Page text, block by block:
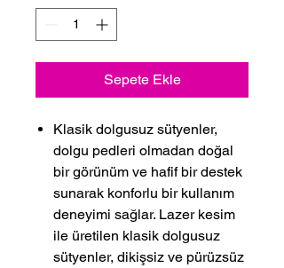
Sepete Ekle
Klasik dolgusuz sütyenler,
dolgu pedleri olmadan doğal
bir görünüm ve hafif bir destek
sunarak konforlu bir kullanım
deneyimi sağlar. Lazer kesim
ile üretilen klasik dolgusuz
sütyenler, dikişsiz ve pürüzsüz